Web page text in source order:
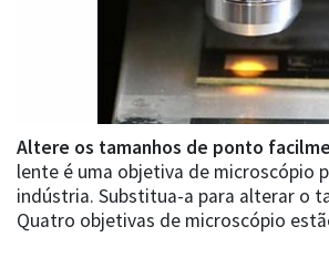
Altere os tamanhos de ponto
lente é uma objetiva de microscópio
indústria. Substitua-a para alterar o
Quatro objetivas de microscópio